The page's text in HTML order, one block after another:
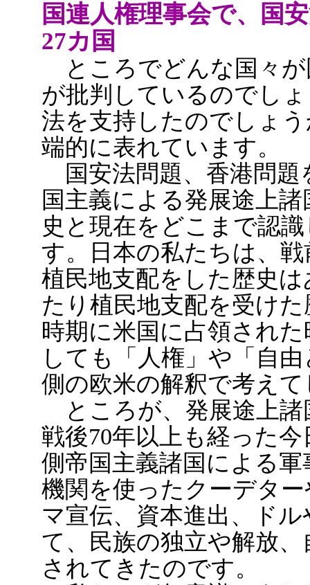
国連人権理事会で、国
27カ国
ところでどんな国々が
が批判しているのでし
法を支持したのでしょ
端的に表れています。
国安法問題、香港問題
国主義による発展途上
史と現在をどこまで認
す。日本の私たちは、
植民地支配をした歴史
たり植民地支配を受け
時期に米国に占領され
しても「人権」や「自
側の欧米の解釈で考え
ところが、発展途上諸
戦後70年以上も経った
側帝国主義諸国による
機関を使ったクーデタ
マ宣伝、資本進出、ド
て、民族の独立や解放
されてきたのです。